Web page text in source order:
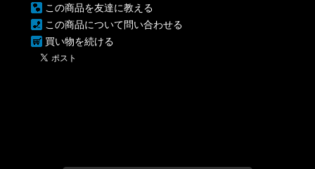
この商品を友達に教える
この商品について問い合わせる
買い物を続ける